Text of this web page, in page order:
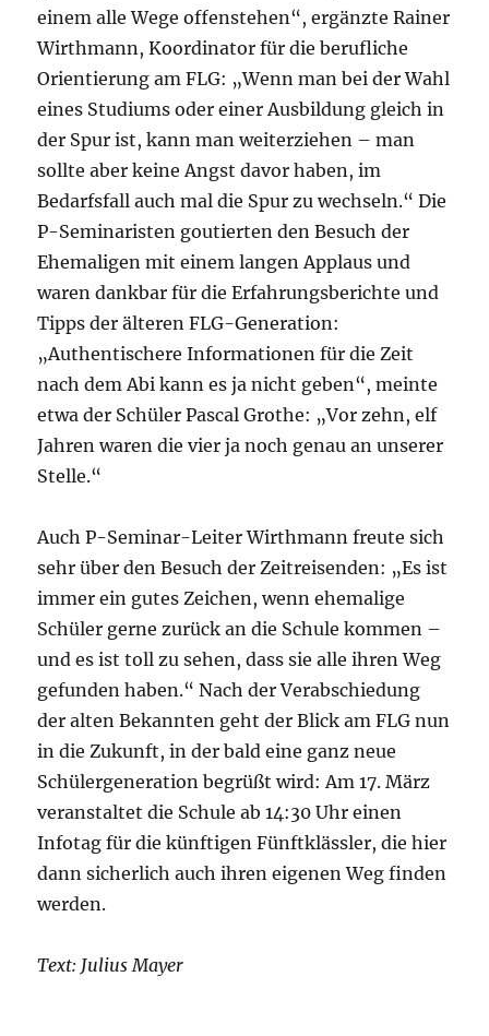
einem alle Wege offenstehen“, ergänzte Rainer
Wirthmann, Koordinator für die berufliche
Orientierung am FLG: „Wenn man bei der Wahl
eines Studiums oder einer Ausbildung gleich in
der Spur ist, kann man weiterziehen – man
sollte aber keine Angst davor haben, im
Bedarfsfall auch mal die Spur zu wechseln.“ Die
P-Seminaristen goutierten den Besuch der
Ehemaligen mit einem langen Applaus und
waren dankbar für die Erfahrungsberichte und
Tipps der älteren FLG-Generation:
„Authentischere Informationen für die Zeit
nach dem Abi kann es ja nicht geben“, meinte
etwa der Schüler Pascal Grothe: „Vor zehn, elf
Jahren waren die vier ja noch genau an unserer
Stelle.“
Auch P-Seminar-Leiter Wirthmann freute sich
sehr über den Besuch der Zeitreisenden: „Es ist
immer ein gutes Zeichen, wenn ehemalige
Schüler gerne zurück an die Schule kommen –
und es ist toll zu sehen, dass sie alle ihren Weg
gefunden haben.“ Nach der Verabschiedung
der alten Bekannten geht der Blick am FLG nun
in die Zukunft, in der bald eine ganz neue
Schülergeneration begrüßt wird: Am 17. März
veranstaltet die Schule ab 14:30 Uhr einen
Infotag für die künftigen Fünftklässler, die hier
dann sicherlich auch ihren eigenen Weg finden
werden.
Text: Julius Mayer